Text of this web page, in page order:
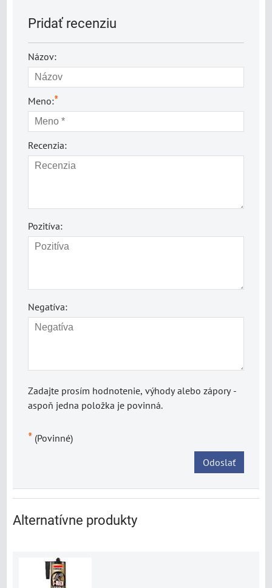
Pridať recenziu
Názov:
Meno:*
Recenzia:
Pozitíva:
Negatíva:
Zadajte prosím hodnotenie, výhody alebo zápory -
aspoň jedna položka je povinná.
* (Povinné)
Odoslať
Alternatívne produkty